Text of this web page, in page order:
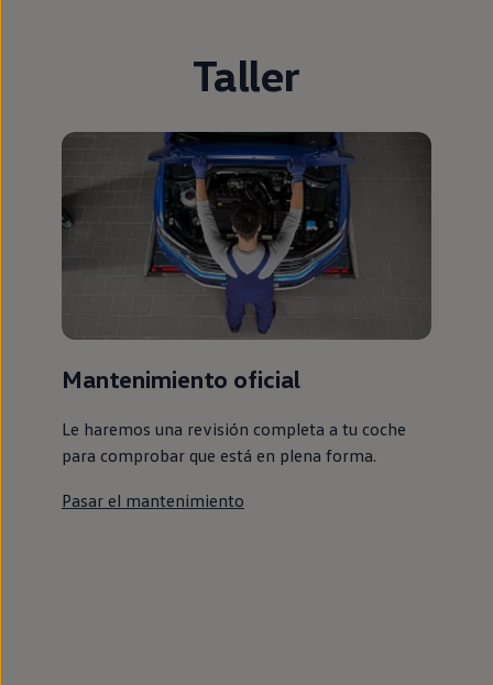
Taller
Mantenimiento oficial
Le haremos una revisión completa a tu coche
para comprobar que está en plena forma.
Pasar el mantenimiento